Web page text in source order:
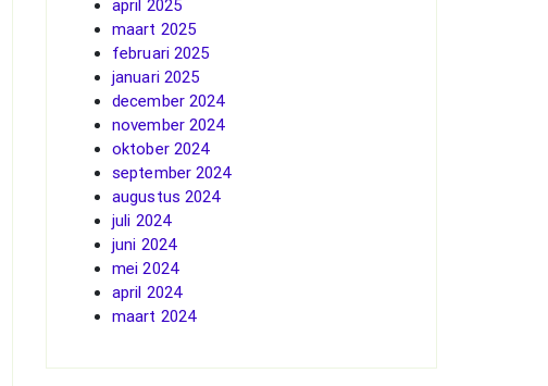
april 2025
maart 2025
februari 2025
januari 2025
december 2024
november 2024
oktober 2024
september 2024
augustus 2024
juli 2024
juni 2024
mei 2024
april 2024
maart 2024